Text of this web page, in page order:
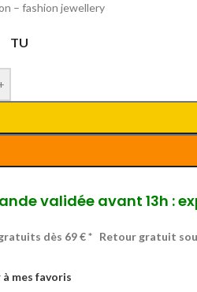
– fashion jewellery
TU
validée avant 13h :
dès 69 € * Retour gratuit
mes favoris